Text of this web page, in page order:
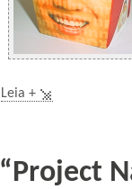
Leia +
“Project